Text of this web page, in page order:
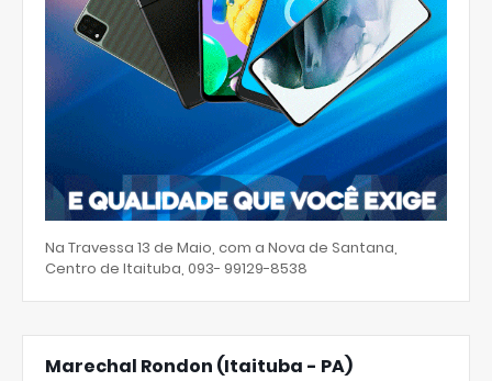
Na Travessa 13 de Maio, com a Nova de Santana,
Centro de Itaituba, 093- 99129-8538
Marechal Rondon (Itaituba - PA)